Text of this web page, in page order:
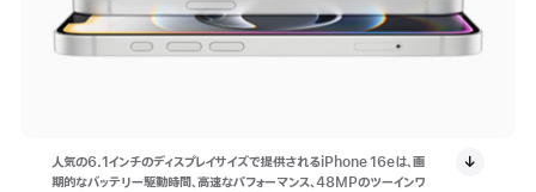
人気の6.1インチのディスプレイサイズで提供されるiPhone 16eは、画
期的なバッテリー駆動時間、高速なパフォーマンス、48MPのツーインワ